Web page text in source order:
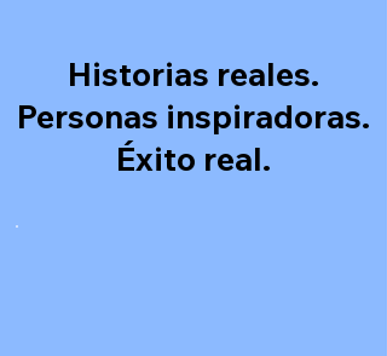
Historias reales.
Personas inspiradoras.
Éxito real.